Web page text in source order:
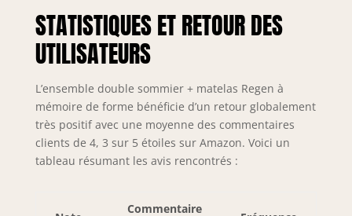
STATISTIQUES ET RETOUR DES
UTILISATEURS
L’ensemble double sommier + matelas Regen à
mémoire de forme bénéficie d’un retour globalement
très positif avec une moyenne des commentaires
clients de 4, 3 sur 5 étoiles sur Amazon. Voici un
tableau résumant les avis rencontrés :
Commentaire